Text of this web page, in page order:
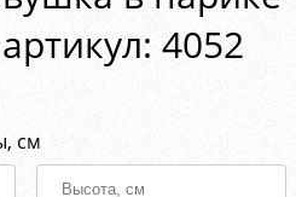
4052
см